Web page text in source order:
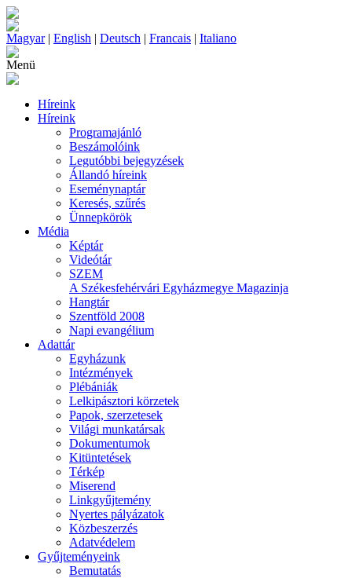
Magyar| English | Deutsch | Francais | Italiano
Menü
Híreink
Híreink
Programajánló
Beszámolóink
Legutóbbi bejegyzések
Állandó híreink
Eseménynaptár
Keresés, szűrés
Ünnepkörök
Média
Képtár
Videótár
SZEM
A Székesfehérvári Egyházmegye Magazinja
Hangtár
Szentföld 2008
Napi evangélium
Adattár
Egyházunk
Intézmények
Plébániák
Lelkipásztori körzetek
Papok, szerzetesek
Világi munkatársak
Dokumentumok
Kitüntetések
Térkép
Miserend
Linkgyűjtemény
Nyertes pályázatok
Közbeszerzés
Adatvédelem
Gyűjteményeink
Bemutatás